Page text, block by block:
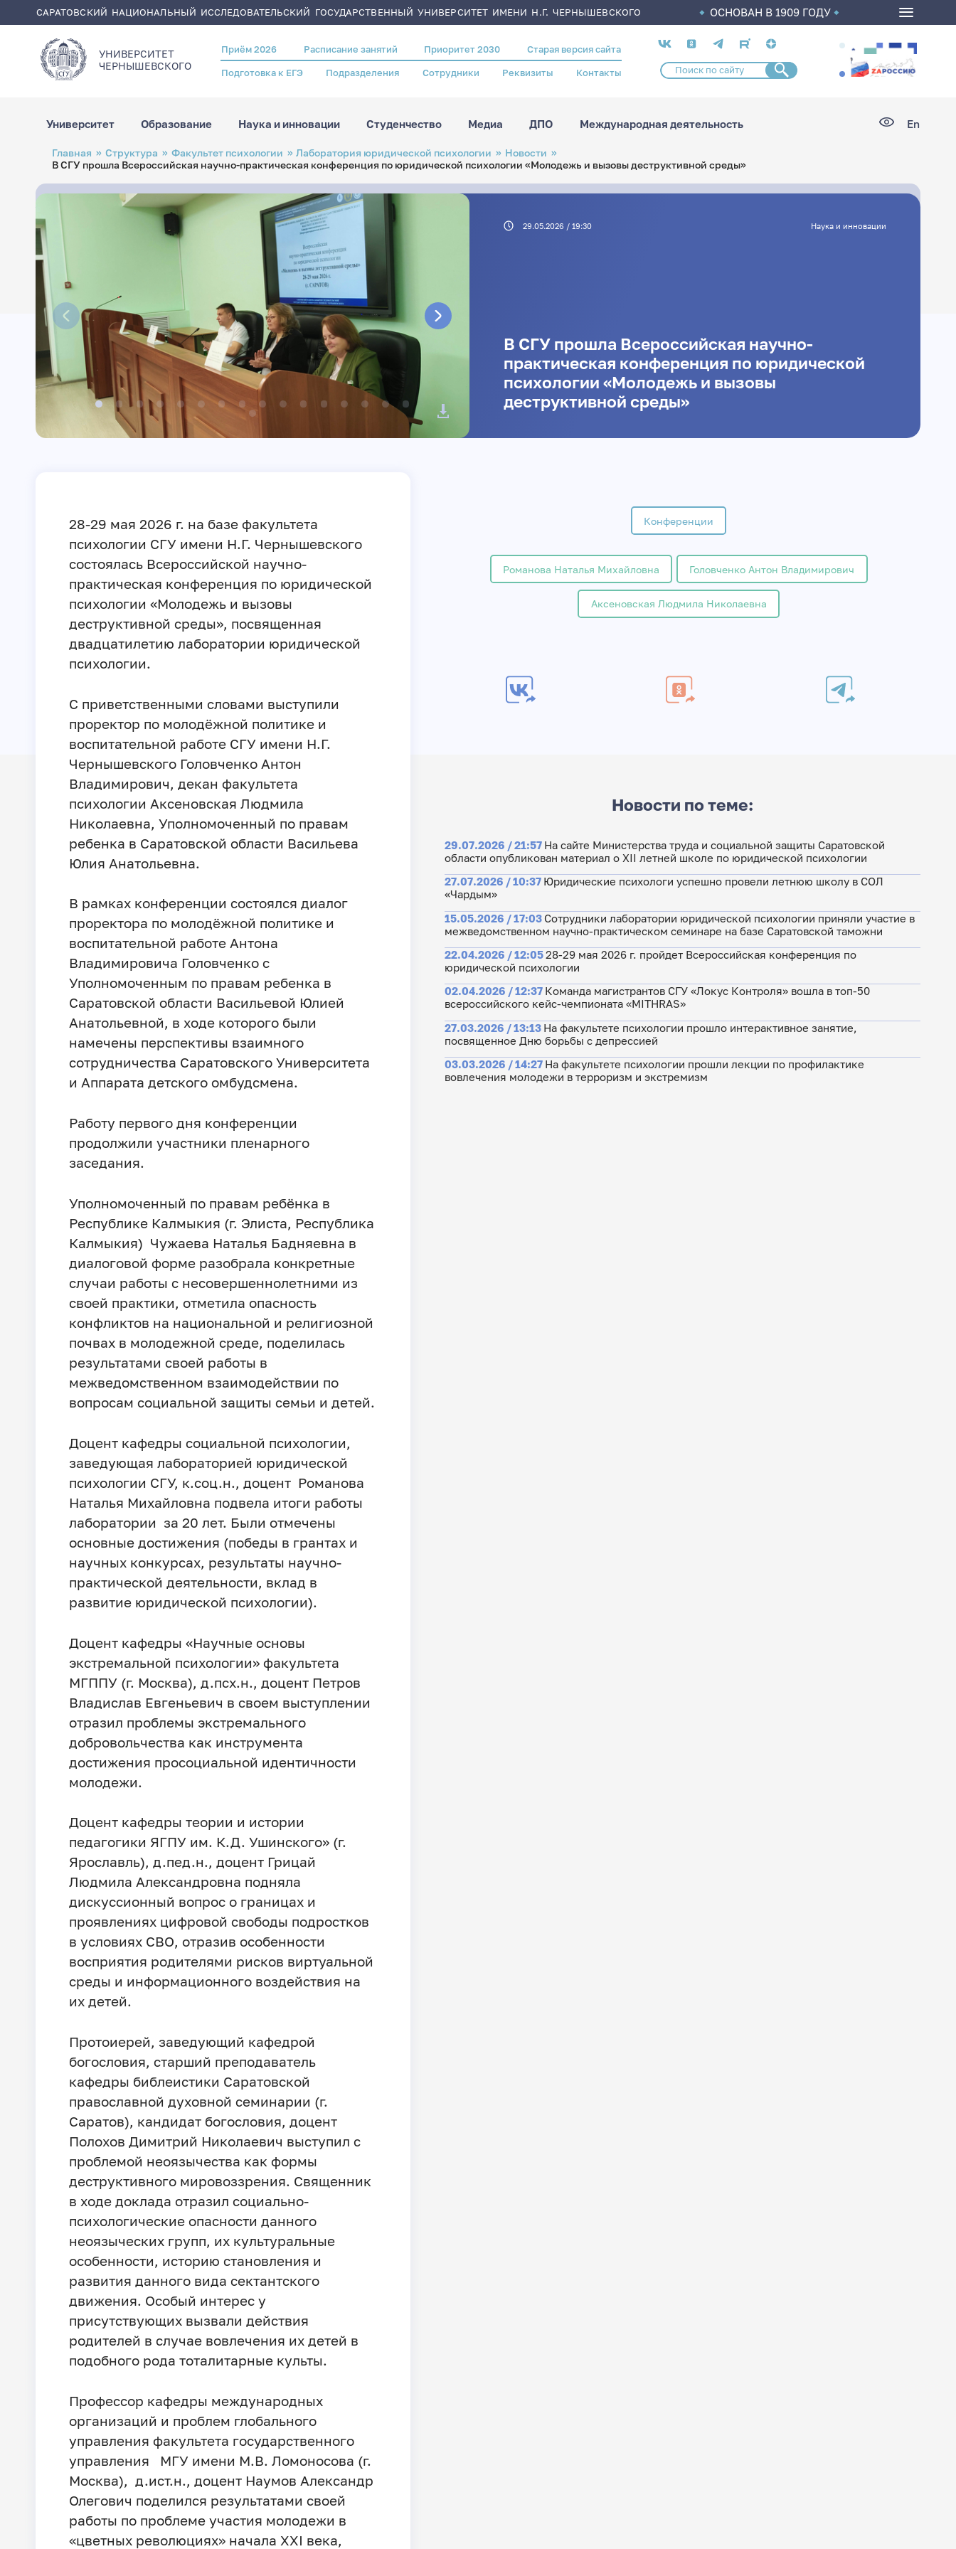
САРАТОВСКИЙ НАЦИОНАЛЬНЫЙ ИССЛЕДОВАТЕЛЬСКИЙ ГОСУДАРСТВЕННЫЙ УНИВЕРСИТЕТ ИМЕНИ Н.Г. ЧЕРНЫШЕВСКОГО ОСНОВАН В 1909 ГОДУ
УНИВЕРСИТЕТ
ЧЕРНЫШЕВСКОГO
Header
menu
Приём 2026 Расписание занятий Приоритет 2030 Старая версия сайта
Подготовка к ЕГЭ Подразделения Сотрудники Реквизиты Контакты
Социальные
сети
Университет Образование Наука и инновации Студенчество Медиа ДПО Международная деятельность En
Строка
навигации
Главная Структура Факультет психологии Лаборатория юридической психологии
Новости
В СГУ прошла Всероссийская научно-практическая конференция по юридической психологии «Молодежь и вызовы деструктивной среды»
29.05.2026 / 19:30 Наука и инновации
В СГУ прошла Всероссийская научно-
практическая конференция по юридической
психологии «Молодежь и вызовы
деструктивной среды»
28-29 мая 2026 г. на базе факультета
психологии СГУ имени Н.Г. Чернышевского
состоялась Всероссийской научно-
практическая конференция по юридической
психологии «Молодежь и вызовы
деструктивной среды», посвященная
двадцатилетию лаборатории юридической
психологии.
С приветственными словами выступили
проректор по молодёжной политике и
воспитательной работе СГУ имени Н.Г.
Чернышевского Головченко Антон
Владимирович, декан факультета
психологии Аксеновская Людмила
Николаевна, Уполномоченный по правам
ребенка в Саратовской области Васильева
Юлия Анатольевна.
В рамках конференции состоялся диалог
проректора по молодёжной политике и
воспитательной работе Антона
Владимировича Головченко с
Уполномоченным по правам ребенка в
Саратовской области Васильевой Юлией
Анатольевной, в ходе которого были
намечены перспективы взаимного
сотрудничества Саратовского Университета
и Аппарата детского омбудсмена.
Работу первого дня конференции
продолжили участники пленарного
заседания.
Уполномоченный по правам ребёнка в
Республике Калмыкия (г. Элиста, Республика
Калмыкия) Чужаева Наталья Бадняевна в
диалоговой форме разобрала конкретные
случаи работы с несовершеннолетними из
своей практики, отметила опасность
конфликтов на национальной и религиозной
почвах в молодежной среде, поделилась
результатами своей работы в
межведомственном взаимодействии по
вопросам социальной защиты семьи и детей.
Доцент кафедры социальной психологии,
заведующая лабораторией юридической
психологии СГУ, к.соц.н., доцент Романова
Наталья Михайловна подвела итоги работы
лаборатории за 20 лет. Были отмечены
основные достижения (победы в грантах и
научных конкурсах, результаты научно-
практической деятельности, вклад в
развитие юридической психологии).
Доцент кафедры «Научные основы
экстремальной психологии» факультета
МГППУ (г. Москва), д.псх.н., доцент Петров
Владислав Евгеньевич в своем выступлении
отразил проблемы экстремального
добровольчества как инструмента
достижения просоциальной идентичности
молодежи.
Доцент кафедры теории и истории
педагогики ЯГПУ им. К.Д. Ушинского» (г.
Ярославль), д.пед.н., доцент Грицай
Людмила Александровна подняла
дискуссионный вопрос о границах и
проявлениях цифровой свободы подростков
в условиях СВО, отразив особенности
восприятия родителями рисков виртуальной
среды и информационного воздействия на
их детей.
Протоиерей, заведующий кафедрой
богословия, старший преподаватель
кафедры библеистики Саратовской
православной духовной семинарии (г.
Саратов), кандидат богословия, доцент
Полохов Димитрий Николаевич выступил с
проблемой неоязычества как формы
деструктивного мировоззрения. Священник
в ходе доклада отразил социально-
психологические опасности данного
неоязыческих групп, их культуральные
особенности, историю становления и
развития данного вида сектантского
движения. Особый интерес у
присутствующих вызвали действия
родителей в случае вовлечения их детей в
подобного рода тоталитарные культы.
Профессор кафедры международных
организаций и проблем глобального
управления факультета государственного
управления МГУ имени М.В. Ломоносова (г.
Москва), д.ист.н., доцент Наумов Александр
Олегович поделился результатами своей
работы по проблеме участия молодежи в
«цветных революциях» начала XXI века,
Конференции
Романова Наталья Михайловна Головченко Антон Владимирович
Аксеновская Людмила Николаевна
Новости по теме:
29.07.2026 / 21:57 На сайте Министерства труда и социальной защиты Саратовской
области опубликован материал о XII летней школе по юридической психологии
27.07.2026 / 10:37 Юридические психологи успешно провели летнюю школу в СОЛ
«Чардым»
15.05.2026 / 17:03 Сотрудники лаборатории юридической психологии приняли участие в
межведомственном научно-практическом семинаре на базе Саратовской таможни
22.04.2026 / 12:0528-29 мая 2026 г. пройдет Всероссийская конференция по
юридической психологии
02.04.2026 / 12:37 Команда магистрантов СГУ «Локус Контроля» вошла в топ-50
всероссийского кейс-чемпионата «MITHRAS»
27.03.2026 / 13:13 На факультете психологии прошло интерактивное занятие,
посвященное Дню борьбы с депрессией
03.03.2026 / 14:27 На факультете психологии прошли лекции по профилактике
вовлечения молодежи в терроризм и экстремизм